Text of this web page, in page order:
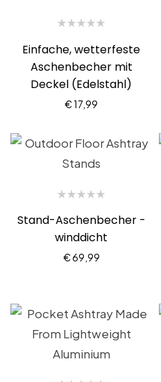
Einfache, wetterfeste
Aschenbecher mit
Deckel (Edelstahl)
€17,99
Stand-Aschenbecher -
winddicht
€69,99